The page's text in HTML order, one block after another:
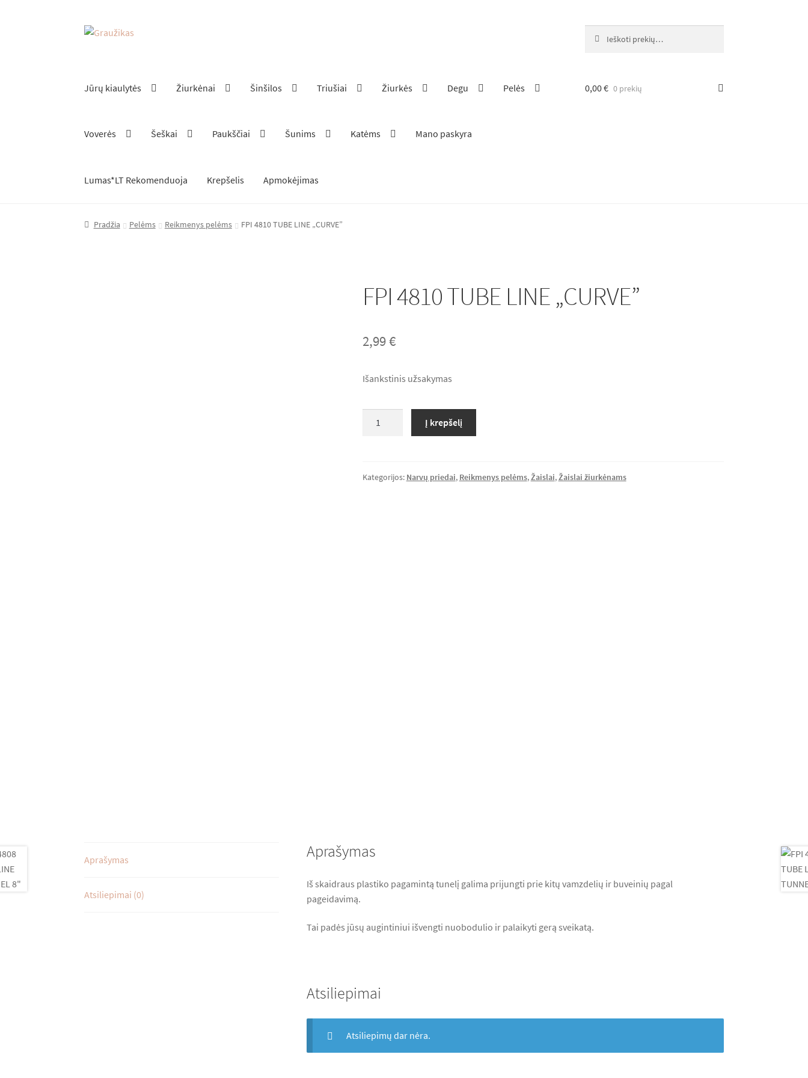
Pereiti
Pereiti
Jūrų kiaulytės Žiurkėnai Šinšilos Triušiai Žiurkės Degu Pelės
Voverės Šeškai Paukščiai Šunims Katėms Mano paskyra
Lumas*LT Rekomenduoja Krepšelis Apmokėjimas
0,00€ 0 prekių
Pradžia Pelėms Reikmenys pelėms FPI 4810 TUBE LINE „CURVE”
FPI 4810 TUBE LINE „CURVE”
2,99€
Išankstinis užsakymas
TUBE
Į krepšelį
Kategorijos: Narvų priedai, Reikmenys pelėms,Žaislai,Žaislai žiurkėnams
Aprašymas
Atsiliepimai (0)
Aprašymas
Iš skaidraus plastiko pagamintą tunelį galima prijungti prie kitų vamzdelių ir buveinių pagal
pageidavimą.
Tai padės jūsų augintiniui išvengti nuobodulio ir palaikyti gerą sveikatą.
Atsiliepimai
Atsiliepimų dar nėra.